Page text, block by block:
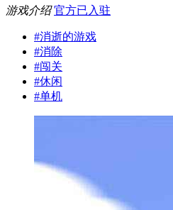
游戏介绍 官方已入驻
#消逝的游戏
#消除
#闯关
#休闲
#单机